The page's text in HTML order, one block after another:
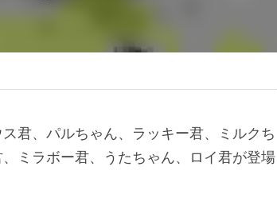
君、パルちゃん、ラッキー君、ミルクち
ミラボー君、うたちゃん、ロイ君が登場